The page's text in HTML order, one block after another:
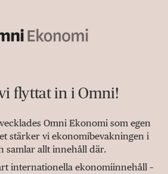
flyttat in i Omni!
Omni Ekonomi som egen
stärker vi ekonomibevakningen i
samlar allt innehåll där.
internationella ekonomiinnehåll –